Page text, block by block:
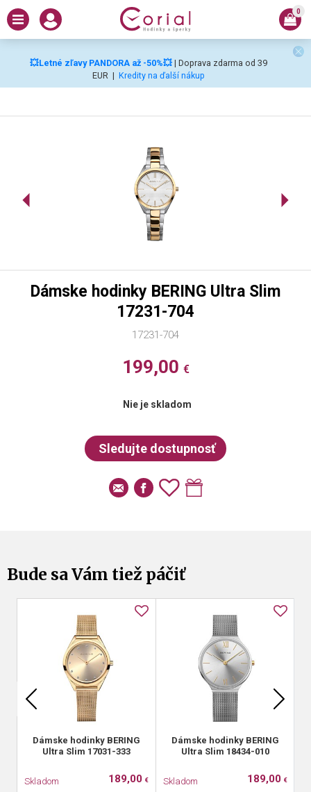
💥Letné zľavy PANDORA až -50%💥 | Doprava zdarma od 39
EUR | Kredity na ďalší nákup
0
17231-704
Dámske hodinky BERING Ultra Slim
17231-704
199,00 €
Nie je skladom
Bude sa Vám tiež páčiť
Dámske hodinky BERING
Ultra Slim 17031-333
Skladom 189,00 €
Dámske hodinky BERING
Ultra Slim 18434-010
Skladom 189,00 €